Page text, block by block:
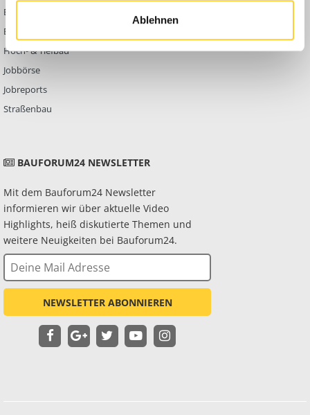
Ablehnen
Baumaschinen
Berg- & Tagebau
Hoch- & Tiefbau
Jobbörse
Jobreports
Straßenbau
Datenschutzerklärung
BAUFORUM24 NEWSLETTER
Mit dem Bauforum24 Newsletter
informieren wir über aktuelle Video
Highlights, heiß diskutierte Themen und
weitere Neuigkeiten bei Bauforum24.
NEWSLETTER ABONNIEREN